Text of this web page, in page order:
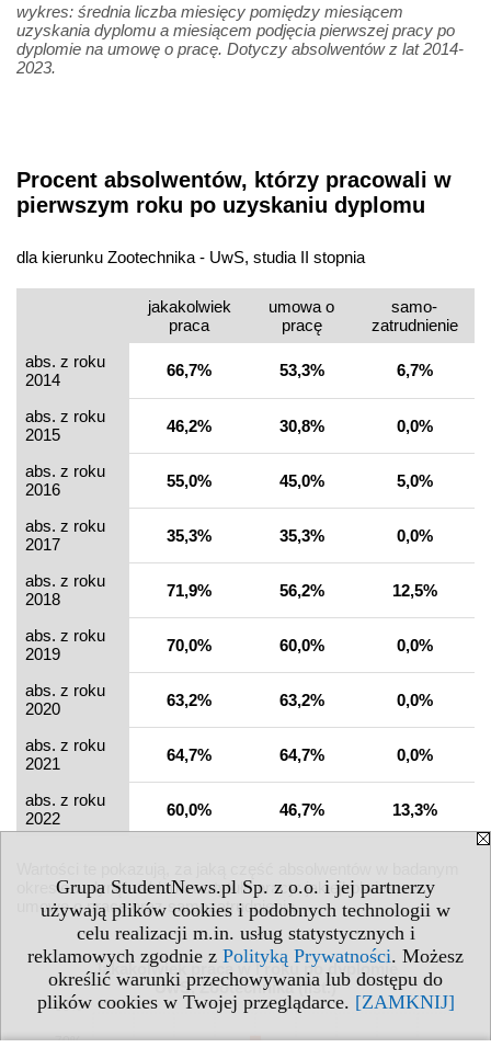
Grupa StudentNews.pl Sp. z o.o. i jej partnerzy
używają plików cookies i podobnych technologii w
celu realizacji m.in. usług statystycznych i
reklamowych zgodnie z Polityką Prywatności. Możesz
określić warunki przechowywania lub dostępu do
plików cookies w Twojej przeglądarce. [ZAMKNIJ]
wykres: średnia liczba miesięcy pomiędzy miesiącem
uzyskania dyplomu a miesiącem podjęcia pierwszej pracy po
dyplomie na umowę o pracę. Dotyczy absolwentów z lat 2014-
2023.
Procent absolwentów, którzy pracowali w
pierwszym roku po uzyskaniu dyplomu
dla kierunku Zootechnika - UwS, studia II stopnia
jakakolwiek
praca
umowa o
pracę
samo­
zatrudnienie
abs. z roku
2014
66,7% 53,3% 6,7%
abs. z roku
2015
46,2% 30,8% 0,0%
abs. z roku
2016
55,0% 45,0% 5,0%
abs. z roku
2017
35,3% 35,3% 0,0%
abs. z roku
2018
71,9% 56,2% 12,5%
abs. z roku
2019
70,0% 60,0% 0,0%
abs. z roku
2020
63,2% 63,2% 0,0%
abs. z roku
2021
64,7% 64,7% 0,0%
abs. z roku
2022
60,0% 46,7% 13,3%
okresie wpłynęła składka z tytułu pracy: jakiejkolwiek, na
umowę o pracę oraz samozatrudnienia.
Jakakolwiek praca w I roku po dyplomie
UwS, Zootechnika (IIst.)
70%
80%